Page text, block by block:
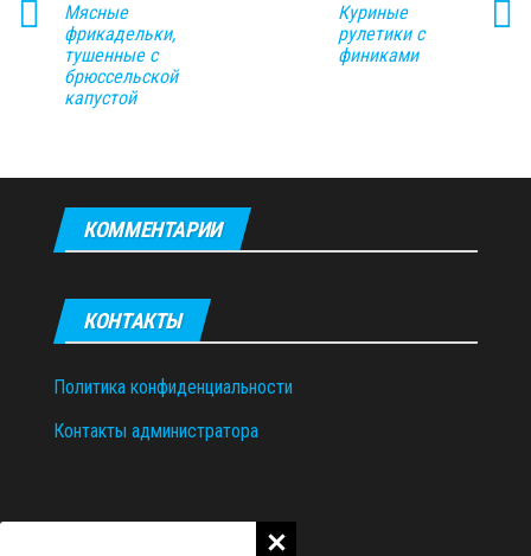
Мясные
фрикадельки,
тушенные с
брюссельской
капустой
Куриные
рулетики с
финиками
КОММЕНТАРИИ
КОНТАКТЫ
Политика конфиденциальности
Контакты администратора